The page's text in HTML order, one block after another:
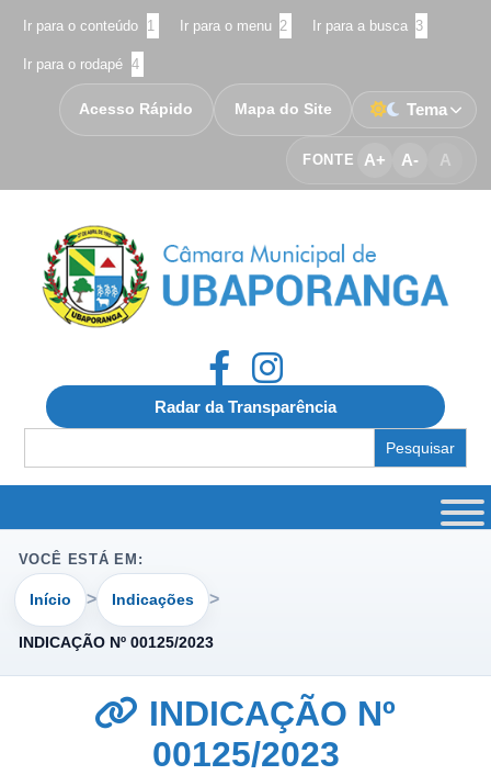
Ir para o conteúdo 1 Ir para o menu 2 Ir para a busca 3
Ir para o rodapé 4
FONTE A+ A- A
Acesso Rápido Mapa do Site Tema
Radar da Transparência
for:
VOCÊ ESTÁ EM:
Início Indicações
INDICAÇÃO Nº 00125/2023
INDICAÇÃO Nº
00125/2023